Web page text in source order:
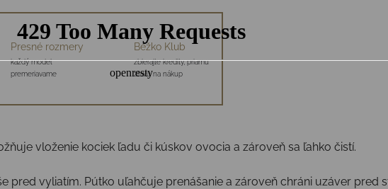
Presné rozmery
každý model
premeriavame
Bežko Klub
zbierajte kredity, priamu
zľavu na nákup
vloženie kociek ľadu či kúskov ovocia a zároveň sa ľahko čistí.
pred vyliatím. Pútko uľahčuje prenášanie a zároveň chráni uzáver pred